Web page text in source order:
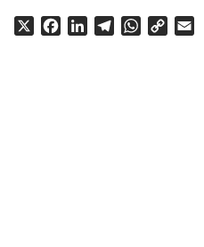
X FacebookLinkedInTelegramWhatsApp
Copy